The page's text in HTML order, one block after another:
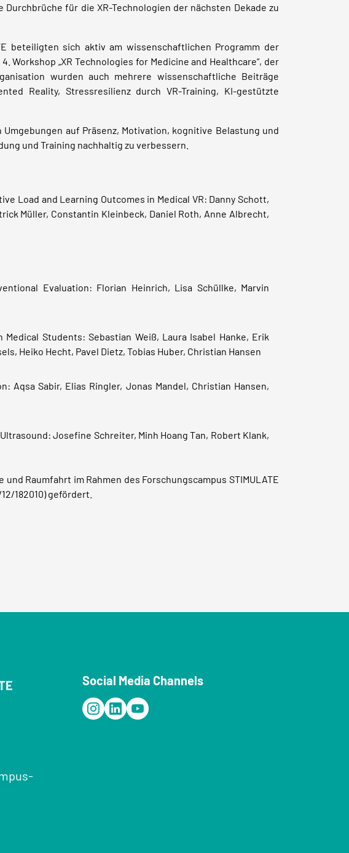
für die XR-Technologien der nächsten Dekade zu
beteiligten sich aktiv am wissenschaftlichen Programm der
„XR Technologies for Medicine and Healthcare“, der
wurden auch mehrere wissenschaftliche Beiträge
Reality, Stressresilienz durch VR-Training, KI-gestützte
auf Präsenz, Motivation, kognitive Belastung und
und Training nachhaltig zu verbessern.
Load and Learning Outcomes in Medical VR: Danny Schott,
Müller, Constantin Kleinbeck, Daniel Roth, Anne Albrecht,
Evaluation: Florian Heinrich, Lisa Schüllke, Marvin
Students: Sebastian Weiß, Laura Isabel Hanke, Erik
Heiko Hecht, Pavel Dietz, Tobias Huber, Christian Hansen
Sabir, Elias Ringler, Jonas Mandel, Christian Hansen,
Josefine Schreiter, Minh Hoang Tan, Robert Klank,
Raumfahrt im Rahmen des Forschungscampus STIMULATE
182010) gefördert.
Social Media Channels